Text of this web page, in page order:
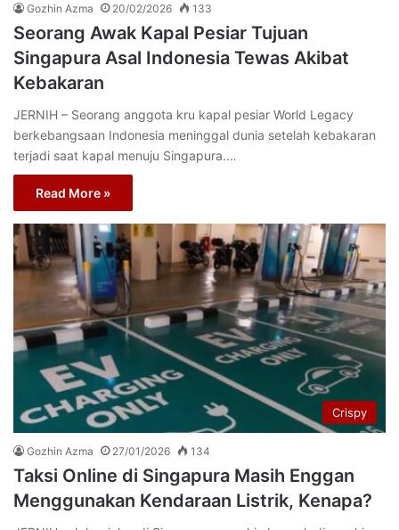
Gozhin Azma 20/02/2026 133
Seorang Awak Kapal Pesiar Tujuan
Singapura Asal Indonesia Tewas Akibat
Kebakaran
JERNIH – Seorang anggota kru kapal pesiar World Legacy
berkebangsaan Indonesia meninggal dunia setelah kebakaran
terjadi saat kapal menuju Singapura.…
Read More »
Crispy
Gozhin Azma 27/01/2026 134
Taksi Online di Singapura Masih Enggan
Menggunakan Kendaraan Listrik, Kenapa?